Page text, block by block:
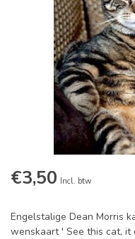
€3,50 Incl. btw
Engelstalige Dean Morris
wenskaart ' See this cat,